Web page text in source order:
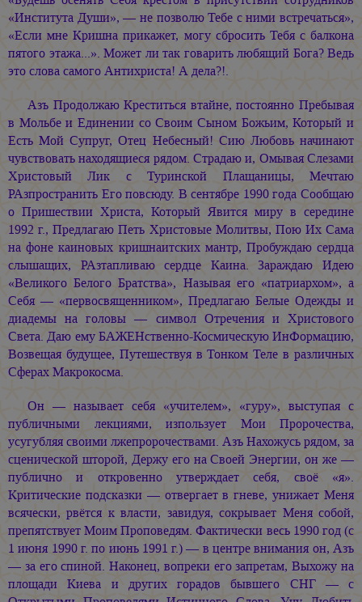
«Института Души», — не позволю Тебе с ними встречаться»,
«Если мне Кришна прикажет, могу сбросить Тебя с балкона
пятого этажа...». Может ли так говарить любящий Бога? Ведь
это слова самого Антихриста! А дела?!.
Азъ Продолжаю Креститься втайне, постоянно Пребывая
в Мольбе и Единении со Своим Сыном Божьим, Который и
Есть Мой Супруг, Отец Небесный! Сию Любовь начинают
чувствовать находящиеся рядом. Страдаю и, Омывая Слезами
Христовый Лик с Туринской Плащаницы, Мечтаю
РАзпространить Его повсюду. В сентябре 1990 года Сообщаю
о Пришествии Христа, Который Явится миру в середине
1992 г., Предлагаю Петь Христовые Молитвы, Пою Их Сама
на фоне каиновых кришнаитских мантр, Пробуждаю сердца
слышащих, РАзтапливаю сердце Каина. Зараждаю Идею
«Великого Белого Братства», Называя его «патриархом», а
Себя — «первосвященником», Предлагаю Белые Одежды и
диадемы на головы — символ Отречения и Христового
Света. Даю ему БАЖЕНственно-Космическую ИнФормацию,
Возвещая будущее, Путешествуя в Тонком Теле в различных
Сферах Макрокосма.
Он — называет себя «учителем», «гуру», выступая с
публичными лекциями, изпользует Мои Пророчества,
усугубляя своими лжепророчествами. Азъ Нахожусь рядом, за
сценической шторой, Держу его на Своей Энергии, он же —
публично и откровенно утверждает себя, своё «я».
Критические подсказки — отвергает в гневе, унижает Меня
всячески, рвётся к власти, завидуя, сокрывает Меня собой,
препятствует Моим Проповедям. Фактически весь 1990 год (с
1 июня 1990 г. по июнь 1991 г.) — в центре внимания он, Азъ
— за его спиной. Наконец, вопреки его запретам, Выхожу на
площади Киева и других горадов бывшего СНГ — с